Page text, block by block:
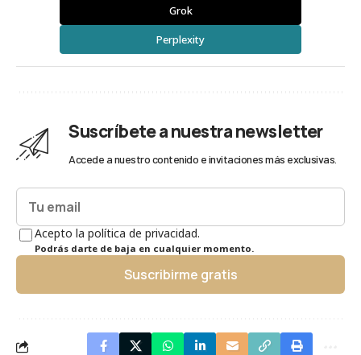
Grok
Perplexity
Suscríbete a nuestra newsletter
Accede a nuestro contenido e invitaciones más exclusivas.
Acepto la política de privacidad.
Podrás darte de baja en cualquier momento.
Suscribirme gratis